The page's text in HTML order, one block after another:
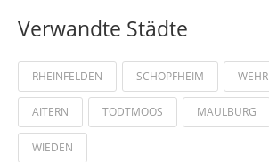
Verwandte Städte
RHEINFELDEN SCHOPFHEIM WEHR
AITERN TODTMOOS MAULBURG
WIEDEN